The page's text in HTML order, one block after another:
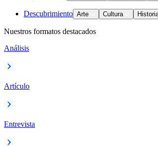
Descubrimiento Arte Cultura
Nuestros formatos destacados
Análisis
Artículo
Entrevista